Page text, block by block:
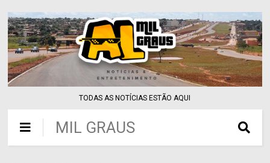
TODAS AS NOTÍCIAS ESTÃO AQUI
MIL GRAUS